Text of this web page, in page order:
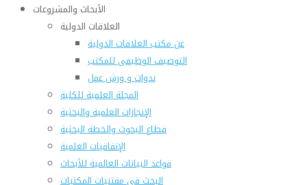
الأبحاث والمشروعات
العلاقات الدولية
عن مكتب العلاقات الدولية
التوصيف الوظيفى للمكتب
ندوات و ورش عمل
المجلة العلمية للكلية
الإنجازات العلمية والبحثية
قطاع البحوث والخطة البحثية
الإتفاقيات العلمية
قواعد البيانات العالمية للأبحاث
البحث فى مقتنيات المكتبات